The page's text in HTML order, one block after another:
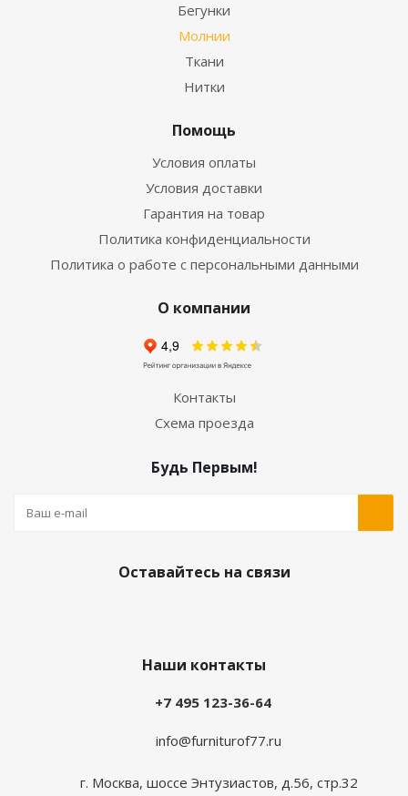
Бегунки
Молнии
Ткани
Нитки
Помощь
Условия оплаты
Условия доставки
Гарантия на товар
Политика конфиденциальности
Политика о работе с персональными данными
О компании
Контакты
Схема проезда
Будь Первым!
Оставайтесь на связи
Наши контакты
+7 495 123-36-64
info@furniturof77.ru
г. Москва, шоссе Энтузиастов, д.56, стр.32